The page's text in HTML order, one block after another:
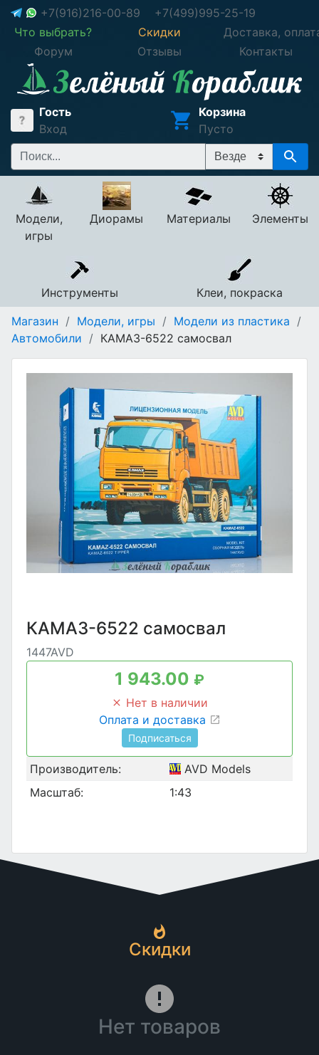
+7(916)216-00-89
+7(499)995-25-19
Что выбрать?
Скидки
Доставка,
Форум
Отзывы Контакты
Гость
Вход
Корзина
Пусто
Модели,
игры
Диорамы Материалы Элементы
Инструменты
Клеи, покраска
Магазин / Модели, игры / Модели из пластика /
Автомобили / КАМАЗ-6522 самосвал
КАМАЗ-6522 самосвал
1447AVD
1 943.00 ₽
Нет в наличии
Оплата и доставка
Подписаться
Производитель:
AVD Models
Масштаб:
1:43
Скидки
Нет товаров